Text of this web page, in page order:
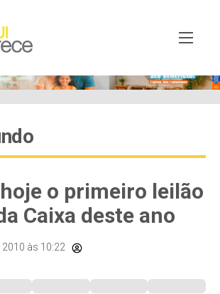
o primeiro leilão
Caixa deste ano
2010 às 10:22